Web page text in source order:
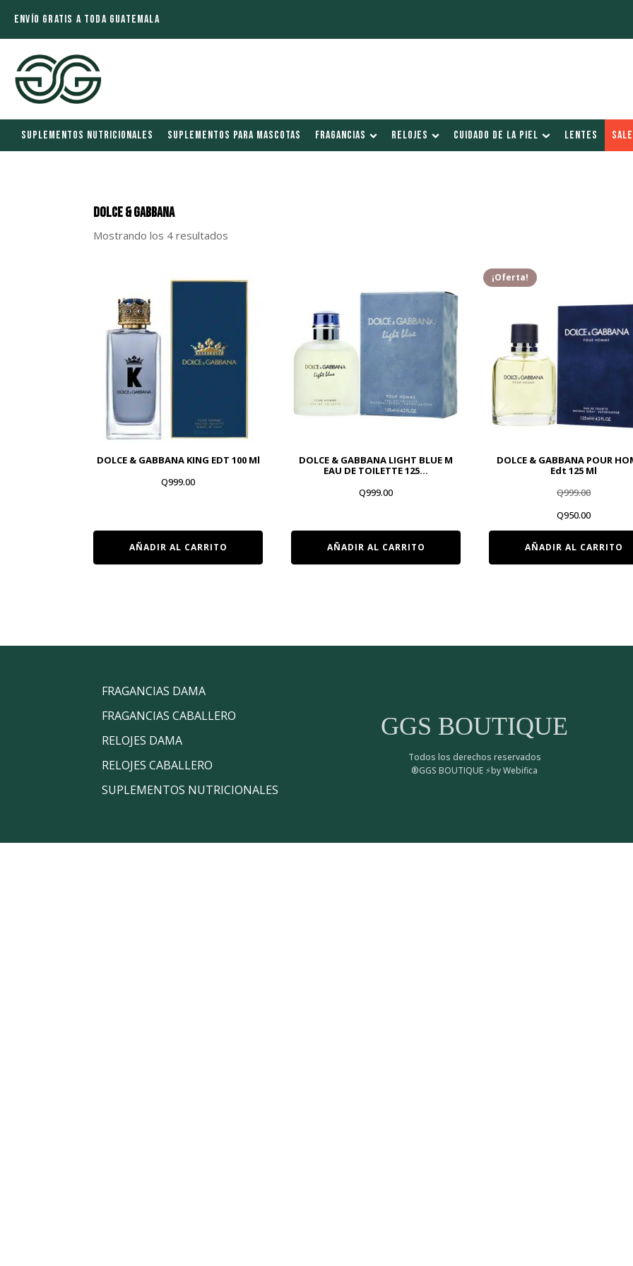
ENVÍO GRATIS A TODA GUATEMALA
SUPLEMENTOS NUTRICIONALES SUPLEMENTOS PARA MASCOTAS FRAGANCIAS RELOJES CUIDADO DE LA PIEL LENTES SALE
Dolce & Gabbana
Mostrando los 4 resultados
DOLCE & GABBANA KING EDT 100 Ml
Q999.00
AÑADIR AL CARRITO
DOLCE & GABBANA LIGHT BLUE M
EAU DE TOILETTE 125…
Q999.00
AÑADIR AL CARRITO
¡Oferta!
DOLCE & GABBANA POUR
Edt 125 Ml
Q999.00
El
Q950.00El
AÑADIR AL CARRITO
FRAGANCIAS DAMA
FRAGANCIAS CABALLERO
RELOJES DAMA
RELOJES CABALLERO
SUPLEMENTOS NUTRICIONALES
GGS BOUTIQUE
Todos los derechos reservados
®GGS BOUTIQUE ⚡by Webifica